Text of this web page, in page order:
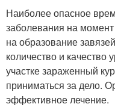
Наиболее опасное
заболевания на момент
на образование
количество и
участке зараженный
приниматься за дело.
эффективное лечение.